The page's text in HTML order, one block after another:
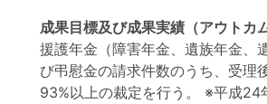
成果目標及び成果実績 （アウトカ
援護年金（障害年金、遺族年金、
び弔慰金の請求件数のうち、受理
93%以上の裁定を行う。 ※平成24